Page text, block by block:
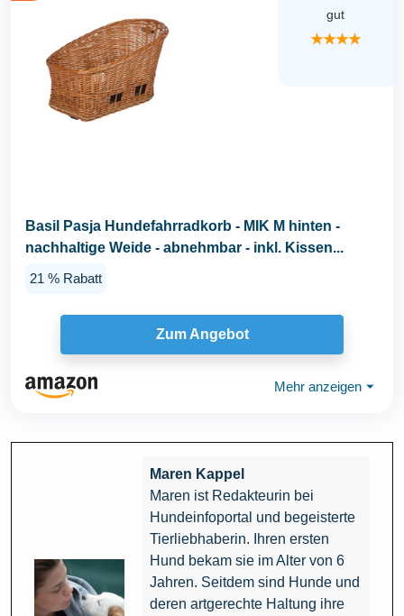
gut
★★★★
Basil Pasja Hundefahrradkorb - MIK M hinten -
nachhaltige Weide - abnehmbar - inkl. Kissen...
21 % Rabatt
Zum Angebot
Mehr anzeigen ⏷
Maren Kappel
Maren ist Redakteurin bei
Hundeinfoportal und begeisterte
Tierliebhaberin. Ihren ersten
Hund bekam sie im Alter von 6
Jahren. Seitdem sind Hunde und
deren artgerechte Haltung ihre